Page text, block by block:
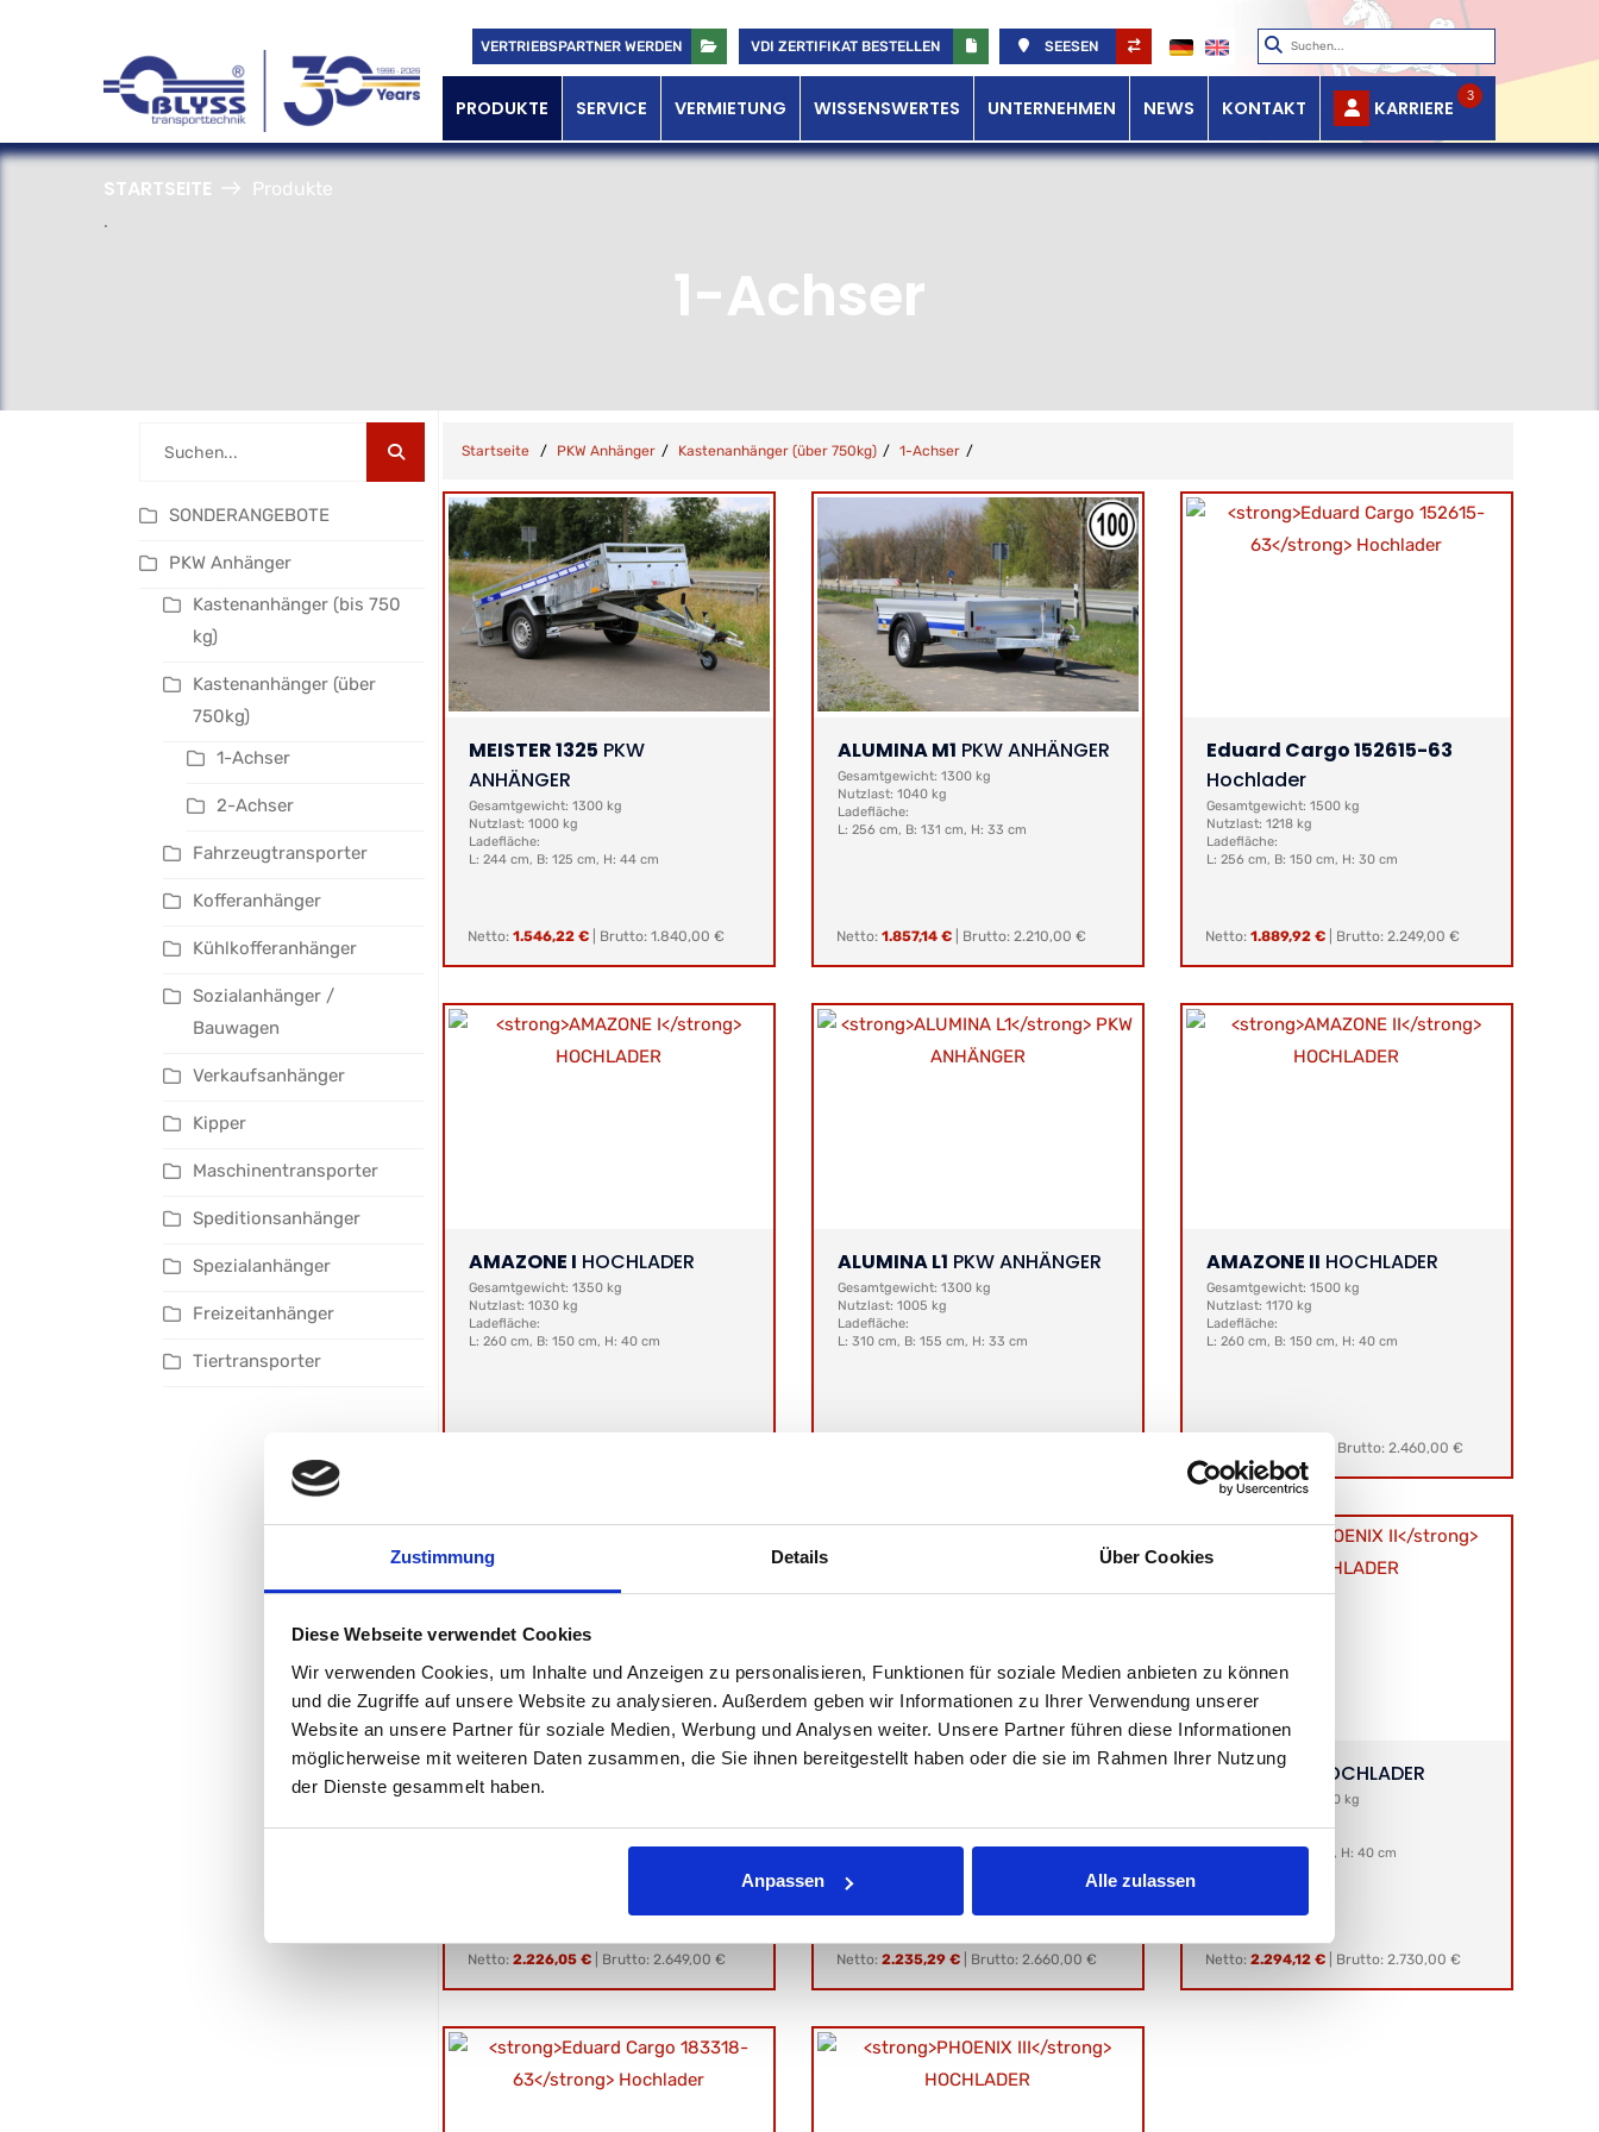
Zustimmung Details Über Cookies
Diese Webseite verwendet Cookies
Wir verwenden Cookies, um Inhalte und Anzeigen zu personalisieren, Funktionen für soziale Medien anbieten zu können
und die Zugriffe auf unsere Website zu analysieren. Außerdem geben wir Informationen zu Ihrer Verwendung unserer
Website an unsere Partner für soziale Medien, Werbung und Analysen weiter. Unsere Partner führen diese Informationen
möglicherweise mit weiteren Daten zusammen, die Sie ihnen bereitgestellt haben oder die sie im Rahmen Ihrer Nutzung
der Dienste gesammelt haben.
Anpassen Alle zulassen
VERTRIEBSPARTNER WERDEN VDI ZERTIFIKAT BESTELLEN SEESEN
PRODUKTE SERVICE VERMIETUNG WISSENSWERTES UNTERNEHMEN NEWS KONTAKT KARRIERE
3
STARTSEITE Produkte
.
1-Achser
SONDERANGEBOTE
PKW Anhänger
Kastenanhänger (bis 750
kg)
Kastenanhänger (über
750kg)
1-Achser
2-Achser
Fahrzeugtransporter
Kofferanhänger
Kühlkofferanhänger
Sozialanhänger /
Bauwagen
Verkaufsanhänger
Kipper
Maschinentransporter
Speditionsanhänger
Spezialanhänger
Freizeitanhänger
Tiertransporter
Startseite PKW Anhänger Kastenanhänger (über 750kg) 1-Achser
MEISTER 1325 PKW
ANHÄNGER
Gesamtgewicht: 1300 kg
Nutzlast: 1000 kg
Ladefläche:
L: 244 cm, B: 125 cm, H: 44 cm
Netto: 1.546,22 € Brutto: 1.840,00 €
ALUMINA M1 PKW ANHÄNGER
Gesamtgewicht: 1300 kg
Nutzlast: 1040 kg
Ladefläche:
L: 256 cm, B: 131 cm, H: 33 cm
Netto: 1.857,14 €| Brutto: 2.210,00 €
Eduard Cargo 152615-63
Hochlader
Gesamtgewicht: 1500 kg
Nutzlast: 1218 kg
Ladefläche:
L: 256 cm, B: 150 cm, H: 30 cm
Netto: 1.889,92 €| Brutto: 2.249,00 €
AMAZONE I HOCHLADER
Gesamtgewicht: 1350 kg
Nutzlast: 1030 kg
Ladefläche:
L: 260 cm, B: 150 cm, H: 40 cm
ALUMINA L1 PKW ANHÄNGER
Gesamtgewicht: 1300 kg
Nutzlast: 1005 kg
Ladefläche:
L: 310 cm, B: 155 cm, H: 33 cm
AMAZONE II HOCHLADER
Gesamtgewicht: 1500 kg
Nutzlast: 1170 kg
Ladefläche:
L: 260 cm, B: 150 cm, H: 40 cm
Brutto: 2.460,00 €
Eduard Cargo 183116-63
Gesamtgewicht: 1800 kg
Netto: 2.226,05 € Brutto: 2.649,00 €
PHOENIX IHOCHLADER
L: 310 cm, B: 160 cm, H: 40 cm
Netto: 2.235,29 €| Brutto: 2.660,00 €
PHOENIX II HOCHLADER
Gesamtgewicht: 1500 kg
L: 310 cm, B: 160 cm, H: 40 cm
Netto: 2.294,12 €| Brutto: 2.730,00 €